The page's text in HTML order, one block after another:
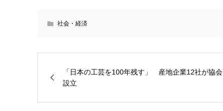
社会・経済
「日本の工芸を100年残す」 産地企業12社が協会
設立